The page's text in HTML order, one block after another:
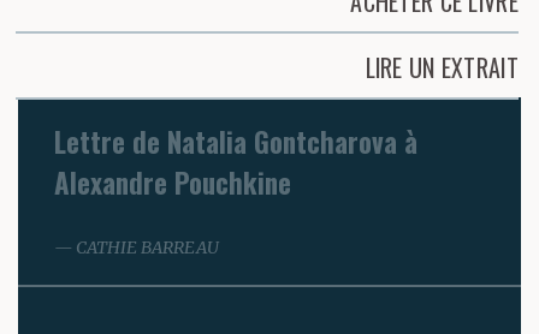
LIRE UN EXTRAIT
Lettre de Natalia Gontcharova à
Alexandre Pouchkine
CATHIE BARREAU